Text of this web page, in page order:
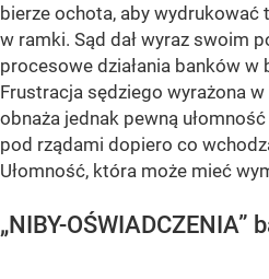
bierze ochota, aby
w ramki. Sąd dał wyraz swoim
procesowe działania banków
Frustracja sędziego wyrażona
obnaża jednak pewną
pod rządami dopiero co
Ułomność, która może mieć
„NIBY-OŚWIADCZENIA”